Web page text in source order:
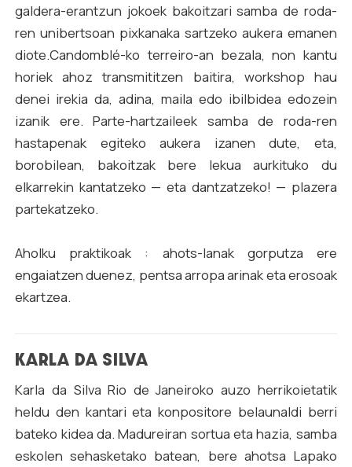
galdera-erantzun jokoek bakoitzari samba de roda-
ren unibertsoan pixkanaka sartzeko aukera emanen
diote.Candomblé-ko terreiro-an bezala, non kantu
horiek ahoz transmititzen baitira, workshop hau
denei irekia da, adina, maila edo ibilbidea edozein
izanik ere. Parte-hartzaileek samba de roda-ren
hastapenak egiteko aukera izanen dute, eta,
borobilean, bakoitzak bere lekua aurkituko du
elkarrekin kantatzeko — eta dantzatzeko! — plazera
partekatzeko.
Aholku praktikoak : ahots-lanak gorputza ere
engaiatzen duenez, pentsa arropa arinak eta erosoak
ekartzea.
KARLA DA SILVA
Karla da Silva Rio de Janeiroko auzo herrikoietatik
heldu den kantari eta konpositore belaunaldi berri
bateko kidea da. Madureiran sortua eta hazia, samba
eskolen sehasketako batean, bere ahotsa Lapako